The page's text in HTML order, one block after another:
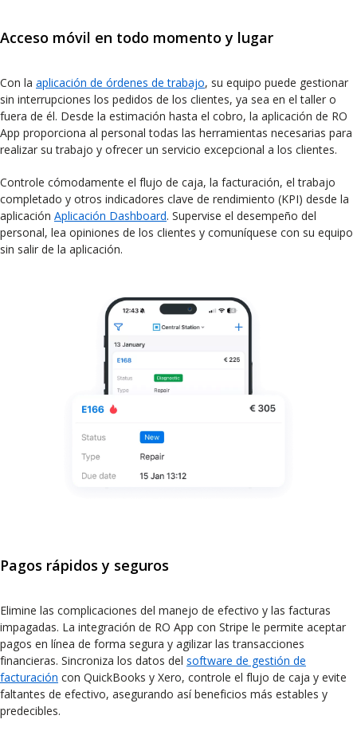
Acceso móvil en todo momento y lugar
Con la aplicación de órdenes de trabajo, su equipo puede gestionar
sin interrupciones los pedidos de los clientes, ya sea en el taller o
fuera de él. Desde la estimación hasta el cobro, la aplicación de RO
App proporciona al personal todas las herramientas necesarias para
realizar su trabajo y ofrecer un servicio excepcional a los clientes.
Controle cómodamente el flujo de caja, la facturación, el trabajo
completado y otros indicadores clave de rendimiento (KPI) desde la
aplicación Aplicación Dashboard. Supervise el desempeño del
personal, lea opiniones de los clientes y comuníquese con su equipo
sin salir de la aplicación.
Pagos rápidos y seguros
Elimine las complicaciones del manejo de efectivo y las facturas
impagadas. La integración de RO App con Stripe le permite aceptar
pagos en línea de forma segura y agilizar las transacciones
financieras. Sincroniza los datos del software de gestión de
facturación con QuickBooks y Xero, controle el flujo de caja y evite
faltantes de efectivo, asegurando así beneficios más estables y
predecibles.